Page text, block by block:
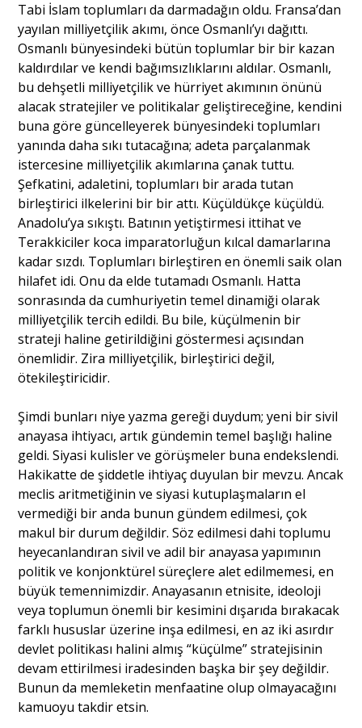
Yazarlar
Eğitim
Dosya Haber
Ankara Analiz
Sağlık
Tabi İslam toplumları da darmadağın oldu. Fransa’dan
yayılan milliyetçilik akımı, önce Osmanlı’yı dağıttı.
Osmanlı bünyesindeki bütün toplumlar bir bir kazan
kaldırdılar ve kendi bağımsızlıklarını aldılar. Osmanlı,
bu dehşetli milliyetçilik ve hürriyet akımının önünü
alacak stratejiler ve politikalar geliştireceğine, kendini
buna göre güncelleyerek bünyesindeki toplumları
yanında daha sıkı tutacağına; adeta parçalanmak
istercesine milliyetçilik akımlarına çanak tuttu.
Şefkatini, adaletini, toplumları bir arada tutan
birleştirici ilkelerini bir bir attı. Küçüldükçe küçüldü.
Anadolu’ya sıkıştı. Batının yetiştirmesi ittihat ve
Terakkiciler koca imparatorluğun kılcal damarlarına
kadar sızdı. Toplumları birleştiren en önemli saik olan
hilafet idi. Onu da elde tutamadı Osmanlı. Hatta
sonrasında da cumhuriyetin temel dinamiği olarak
milliyetçilik tercih edildi. Bu bile, küçülmenin bir
strateji haline getirildiğini göstermesi açısından
önemlidir. Zira milliyetçilik, birleştirici değil,
ötekileştiricidir.
Şimdi bunları niye yazma gereği duydum; yeni bir sivil
anayasa ihtiyacı, artık gündemin temel başlığı haline
geldi. Siyasi kulisler ve görüşmeler buna endekslendi.
Hakikatte de şiddetle ihtiyaç duyulan bir mevzu. Ancak
meclis aritmetiğinin ve siyasi kutuplaşmaların el
vermediği bir anda bunun gündem edilmesi, çok
makul bir durum değildir. Söz edilmesi dahi toplumu
heyecanlandıran sivil ve adil bir anayasa yapımının
politik ve konjonktürel süreçlere alet edilmemesi, en
büyük temennimizdir. Anayasanın etnisite, ideoloji
veya toplumun önemli bir kesimini dışarıda bırakacak
farklı hususlar üzerine inşa edilmesi, en az iki asırdır
devlet politikası halini almış “küçülme” stratejisinin
devam ettirilmesi iradesinden başka bir şey değildir.
Bunun da memleketin menfaatine olup olmayacağını
kamuoyu takdir etsin.